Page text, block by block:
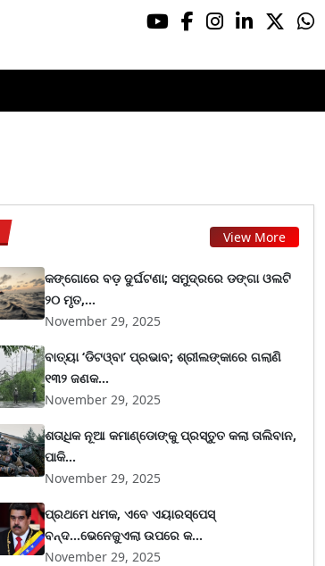
View More
କଙ୍ଗୋରେ ବଡ଼ ଦୁର୍ଘଟଣା; ସମୁଦ୍ରରେ ଡଙ୍ଗା ଓଲଟି
୨୦ ମୃତ,...
November 29, 2025
ବାତ୍ୟା ‘ଡିଟଓ୍ବା’ ପ୍ରଭାବ; ଶ୍ରୀଲଙ୍କାରେ ଗଲାଣି
୧୩୨ ଜଣକ...
November 29, 2025
ଶତାଧିକ ନୂଆ କମାଣ୍ଡୋଙ୍କୁ ପ୍ରସ୍ତୁତ କଲା ତାଲିବାନ,
ପାକି...
November 29, 2025
ପ୍ରଥମେ ଧମକ, ଏବେ ଏୟାରସ୍ପେସ୍
ବନ୍ଦ...ଭେନେଜୁଏଲା ଉପରେ କ...
November 29, 2025